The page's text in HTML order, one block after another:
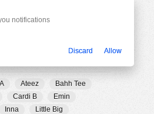
Ateez
Bahh Tee
Cardi B
Emin
Inna
Little Big
notifications
Discard Allow